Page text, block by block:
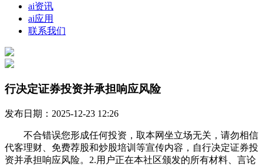
ai资讯
ai应用
联系我们
行决定证券投资并承担响应风险
发布日期：2025-12-23 12:26
不合错误您形成任何投资，取本网坐立场无关，请勿相信
代客理财、免费荐股和炒股培训等宣传内容，自行决定证券投
资并承担响应风险。2.用户正在本社区颁发的所有材料、言论